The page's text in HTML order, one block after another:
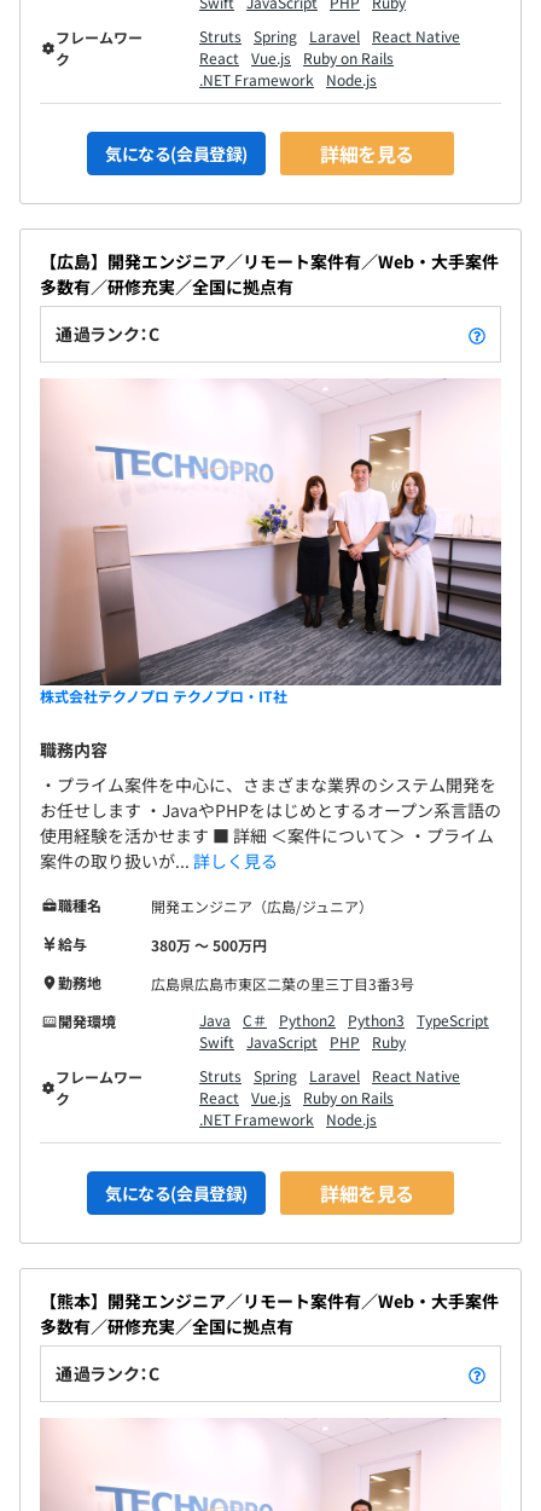
フレームワー
ク
Struts Spring Laravel
React Native
React
Vue.js
Ruby on Rails
.NET Framework
Node.js
気になる(会員登録) 詳細を見る
【広島】開発エンジニア／リモート案件有／Web・大手案件
多数有／研修充実／全国に拠点有
通過ランク：C
株式会社テクノプロ テクノプロ・IT社
職務内容
・プライム案件を中心に、さまざまな業界のシステム開発を
お任せします ・JavaやPHPをはじめとするオープン系言語の
使用経験を活かせます ■ 詳細 ＜案件について＞ ・プライム
案件の取り扱いが... 詳しく見る
職種名
開発エンジニア（広島/ジュニア）
給与
380万 〜 500万円
勤務地
広島県広島市東区二葉の里三丁目3番3号
開発環境
Java C＃ Python2 Python3
TypeScript
Swift
JavaScript PHP
Ruby
フレームワー
ク
Struts Spring Laravel
React Native
React
Vue.js
Ruby on Rails
.NET Framework
Node.js
気になる(会員登録) 詳細を見る
【熊本】開発エンジニア／リモート案件有／Web・大手案件
多数有／研修充実／全国に拠点有
通過ランク：C